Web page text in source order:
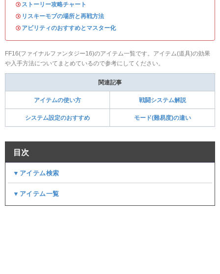
・ ストーリー攻略チャート
・ リスキーモブの場所と再戦方法
・ アビリティのおすすめとマスター化
FF16(ファイナルファンタジー16)のアイテム一覧です。アイテム(道具)の効果
や入手方法についてまとめているので参考にしてください。
関連記事
アイテムの使い方 戦闘システム解説
システム設定のおすすめ モード(難易度)の違い
目次
▼アイテム検索
▼アイテム一覧